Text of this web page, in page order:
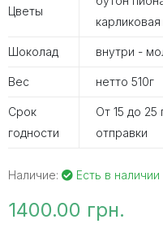
Цветы
карликовая
Шоколад внутри -
Вес нетто 510г
Срок
годности
От 15 до 25
отправки
Наличие: Есть в наличии
1400.00 грн.